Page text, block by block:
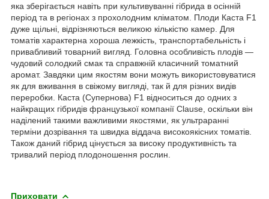
яка зберігається навіть при культивуванні гібрида в осінній
період та в регіонах з прохолодним кліматом. Плоди Каста F1
дуже щільні, відрізняються великою кількістю камер. Для
томатів характерна хороша лежкість, транспортабельність і
привабливий товарний вигляд. Головна особливість плодів —
чудовий солодкий смак та справжній класичний томатний
аромат. Завдяки цим якостям вони можуть використовуватися
як для вживання в свіжому вигляді, так й для різних видів
переробки. Каста (Супернова) F1 відноситься до одних з
найкращих гібридів французької компанії Clause, оскільки він
наділений такими важливими якостями, як ультраранні
терміни дозрівання та швидка віддача високоякісних томатів.
Також даний гібрид цінується за високу продуктивність та
тривалий період плодоношення рослин.
Приховати